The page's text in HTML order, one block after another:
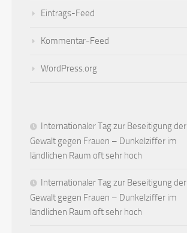
Eintrags-Feed
Kommentar-Feed
WordPress.org
Internationaler Tag zur Beseitigung der
Gewalt gegen Frauen – Dunkelziffer im
ländlichen Raum oft sehr hoch
Internationaler Tag zur Beseitigung der
Gewalt gegen Frauen – Dunkelziffer im
ländlichen Raum oft sehr hoch